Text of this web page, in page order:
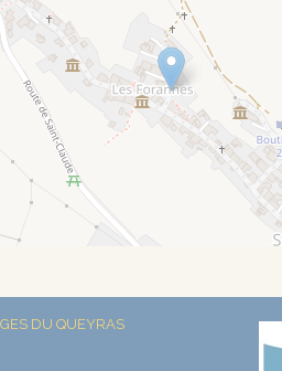
DU QUEYRAS